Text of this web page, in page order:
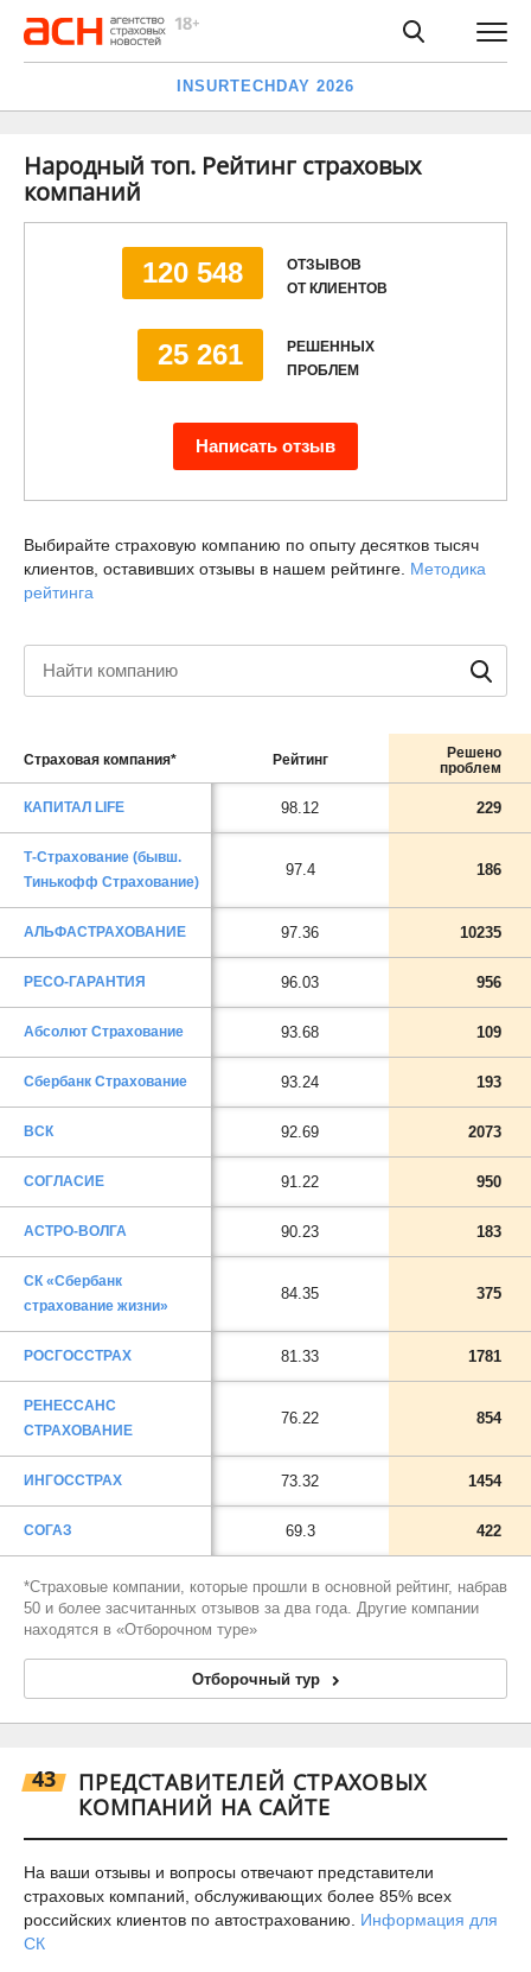
INSURTECHDAY 2026
Народный топ. Рейтинг страховых
компаний
120 548
ОТЗЫВОВ
ОТ КЛИЕНТОВ
25 261
РЕШЕННЫХ
ПРОБЛЕМ
Написать отзыв
Выбирайте страховую компанию по опыту десятков тысяч
клиентов, оставивших отзывы в нашем рейтинге. Методика
рейтинга
Страховая компания* Рейтинг
Решено
проблем
КАПИТАЛ LIFE 98.12 229
Т-Страхование (бывш.
Тинькофф Страхование)
97.4 186
АЛЬФАСТРАХОВАНИЕ 97.36 10235
РЕСО-ГАРАНТИЯ 96.03 956
Абсолют Страхование 93.68 109
Сбербанк Страхование 93.24 193
ВСК 92.69 2073
СОГЛАСИЕ 91.22 950
АСТРО-ВОЛГА 90.23 183
СК «Сбербанк
страхование жизни»
84.35 375
РОСГОССТРАХ 81.33 1781
РЕНЕССАНС
СТРАХОВАНИЕ
76.22 854
ИНГОССТРАХ 73.32 1454
СОГАЗ 69.3 422
*Страховые компании, которые прошли в основной рейтинг, набрав
50 и более засчитанных отзывов за два года. Другие компании
находятся в «Отборочном туре»
Отборочный тур
43
ПРЕДСТАВИТЕЛЕЙ СТРАХОВЫХ
КОМПАНИЙ НА САЙТЕ
На ваши отзывы и вопросы отвечают представители
страховых компаний, обслуживающих более 85% всех
российских клиентов по автострахованию. Информация для
СК